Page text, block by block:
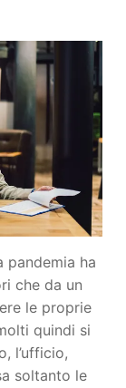
pandemia ha
che da un
le proprie
quindi si
l’ufficio,
soltanto le